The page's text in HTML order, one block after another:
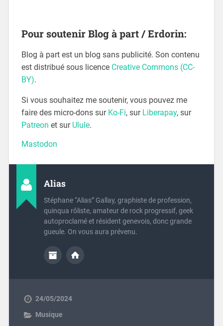
Pour soutenir Blog à part / Erdorin:
Blog à part est un blog sans publicité. Son contenu
est distribué sous licence Creative Commons (CC-
BY).
Si vous souhaitez me soutenir, vous pouvez me
faire des micro-dons sur Ko-Fi, sur Liberapay, sur
Patreon et sur Ulule.
Mastodon
Alias
Stéphane “Alias” Gallay, graphiste de profession,
quinqua rôliste, amateur de rock progressif, geek
autoproclamé et résident genevois, donc grande
gueule. On vous aura prévenu.
24/05/2024
Musique